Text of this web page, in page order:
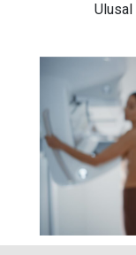
Ulusal